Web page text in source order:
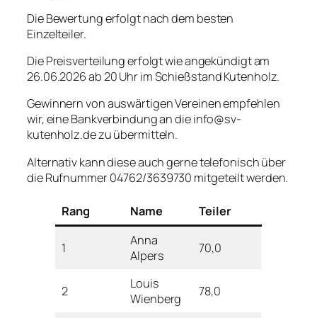
Die Bewertung erfolgt nach dem besten
Einzelteiler.
Die Preisverteilung erfolgt wie angekündigt am
26.06.2026 ab 20 Uhr im Schießstand Kutenholz.
Gewinnern von auswärtigen Vereinen empfehlen
wir, eine Bankverbindung an die info@sv-
kutenholz.de zu übermitteln.
Alternativ kann diese auch gerne telefonisch über
die Rufnummer 04762/3639730 mitgeteilt werden.
Rang Name Teiler
1
Anna
Alpers
70,0
2
Louis
Wienberg
78,0